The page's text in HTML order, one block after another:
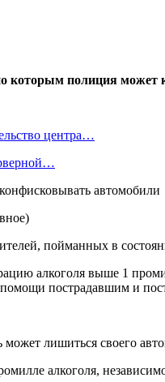
которым полиция может
центра…
пойманных в
алкоголя выше 1
пострадавшим и
лишиться своего
алкоголя,